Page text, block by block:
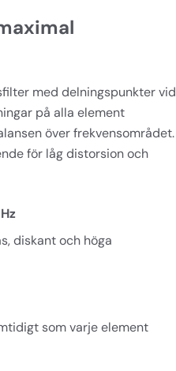
med delningspunkter vid
på alla element
över frekvensområdet.
för låg distorsion och
diskant och höga
som varje element